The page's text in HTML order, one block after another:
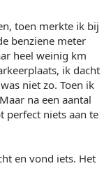
toen merkte ik bij
benziene meter
heel weinig km
ik dacht
niet zo. Toen ik
na een aantal
perfect niets aan te
en vond iets. Het